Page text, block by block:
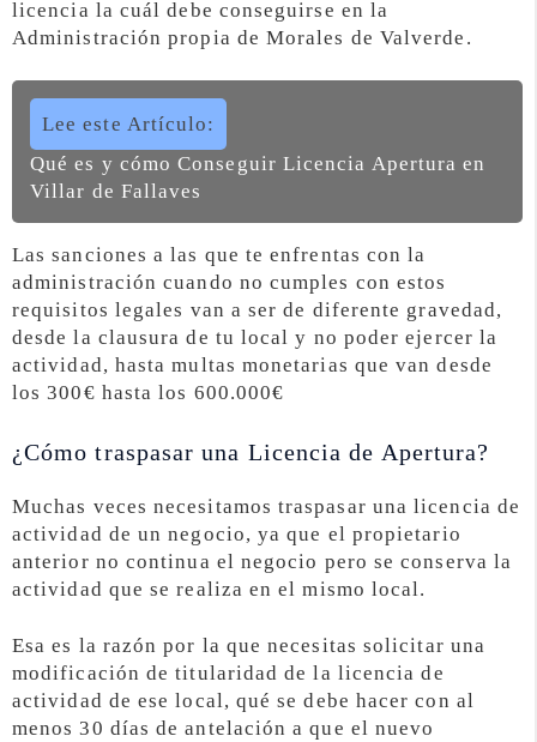
licencia la cuál debe conseguirse en la
Administración propia de Morales de Valverde.
Lee este Artículo:
Qué es y cómo Conseguir Licencia Apertura en
Villar de Fallaves
Las sanciones a las que te enfrentas con la
administración cuando no cumples con estos
requisitos legales van a ser de diferente gravedad,
desde la clausura de tu local y no poder ejercer la
actividad, hasta multas monetarias que van desde
los 300€ hasta los 600.000€
¿Cómo traspasar una Licencia de Apertura?
Muchas veces necesitamos traspasar una licencia de
actividad de un negocio, ya que el propietario
anterior no continua el negocio pero se conserva la
actividad que se realiza en el mismo local.
Esa es la razón por la que necesitas solicitar una
modificación de titularidad de la licencia de
actividad de ese local, qué se debe hacer con al
menos 30 días de antelación a que el nuevo